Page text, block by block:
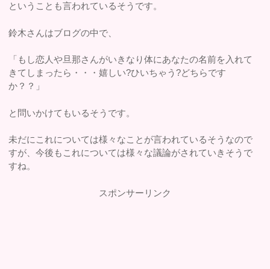
ということも言われているそうです。
鈴木さんはブログの中で、
「もし恋人や旦那さんがいきなり体にあなたの名前を入れて
きてしまったら・・・嬉しい?ひいちゃう?どちらです
か？？」
と問いかけてもいるそうです。
未だにこれについては様々なことが言われているそうなので
すが、今後もこれについては様々な議論がされていきそうで
すね。
スポンサーリンク